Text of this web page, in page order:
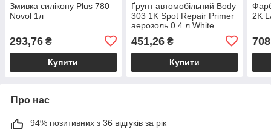
Змивка силікону Plus 780
Novol 1л
293,76 ₴
Купити
Ґрунт автомобільний Body
303 1K Spot Repair Primer
аерозоль 0.4 л White
451,26₴
Купити
2K
Про нас
94% позитивних з 36 відгуків за рік